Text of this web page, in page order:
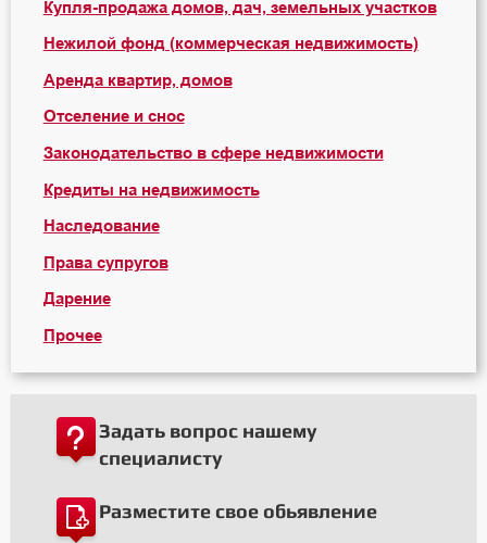
Купля-продажа домов, дач, земельных участков
Нежилой фонд (коммерческая недвижимость)
Аренда квартир, домов
Отселение и снос
Законодательство в сфере недвижимости
Кредиты на недвижимость
Наследование
Права супругов
Дарение
Прочее
Задать вопрос нашему
специалисту
Разместите свое обьявление